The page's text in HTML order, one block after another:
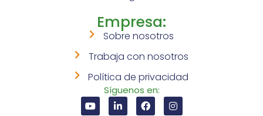
Empresa:
Sobre nosotros
Trabaja con nosotros
Política de privacidad
Síguenos en: